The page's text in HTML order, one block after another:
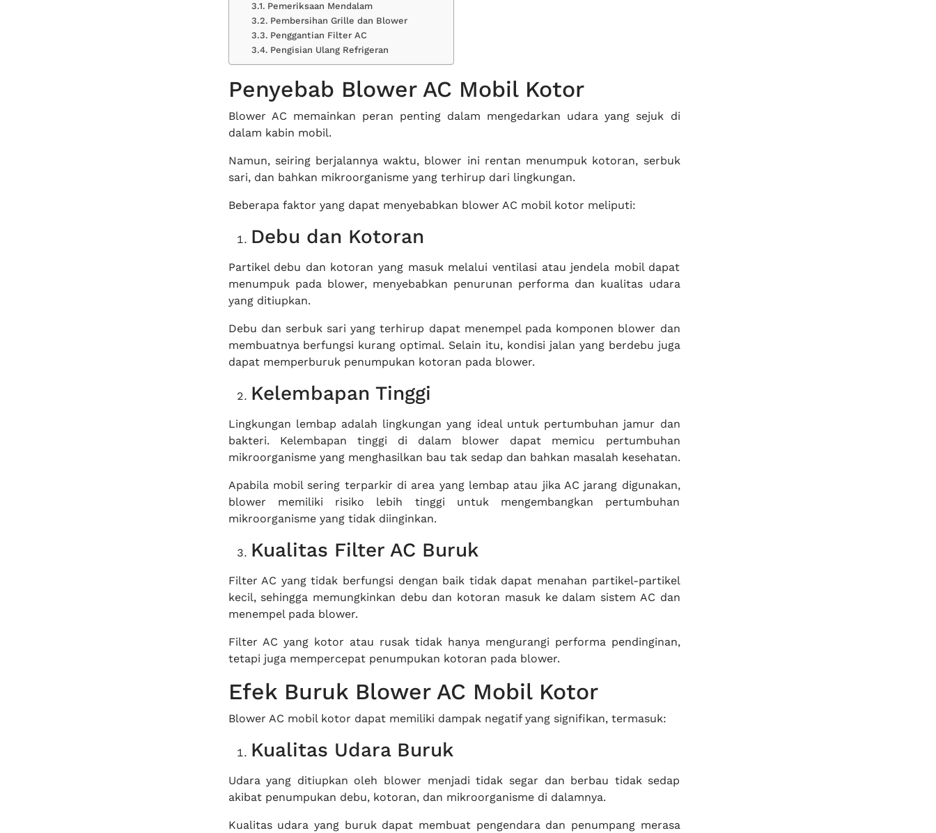
Pemeriksaan Mendalam
Pembersihan Grille dan Blower
Penggantian Filter AC
Pengisian Ulang Refrigeran
Penyebab Blower AC Mobil Kotor
Blower AC memainkan peran penting dalam mengedarkan udara yang sejuk di
dalam kabin mobil.
Namun, seiring berjalannya waktu, blower ini rentan menumpuk kotoran, serbuk
sari, dan bahkan mikroorganisme yang terhirup dari lingkungan.
Beberapa faktor yang dapat menyebabkan blower AC mobil kotor meliputi:
Debu dan Kotoran
Partikel debu dan kotoran yang masuk melalui ventilasi atau jendela mobil dapat
menumpuk pada blower, menyebabkan penurunan performa dan kualitas udara
yang ditiupkan.
Debu dan serbuk sari yang terhirup dapat menempel pada komponen blower dan
membuatnya berfungsi kurang optimal. Selain itu, kondisi jalan yang berdebu juga
dapat memperburuk penumpukan kotoran pada blower.
Kelembapan Tinggi
Lingkungan lembap adalah lingkungan yang ideal untuk pertumbuhan jamur dan
bakteri. Kelembapan tinggi di dalam blower dapat memicu pertumbuhan
mikroorganisme yang menghasilkan bau tak sedap dan bahkan masalah kesehatan.
Apabila mobil sering terparkir di area yang lembap atau jika AC jarang digunakan,
blower memiliki risiko lebih tinggi untuk mengembangkan pertumbuhan
mikroorganisme yang tidak diinginkan.
Kualitas Filter AC Buruk
Filter AC yang tidak berfungsi dengan baik tidak dapat menahan partikel-partikel
kecil, sehingga memungkinkan debu dan kotoran masuk ke dalam sistem AC dan
menempel pada blower.
Filter AC yang kotor atau rusak tidak hanya mengurangi performa pendinginan,
tetapi juga mempercepat penumpukan kotoran pada blower.
Efek Buruk Blower AC Mobil Kotor
Blower AC mobil kotor dapat memiliki dampak negatif yang signifikan, termasuk:
Kualitas Udara Buruk
Udara yang ditiupkan oleh blower menjadi tidak segar dan berbau tidak sedap
akibat penumpukan debu, kotoran, dan mikroorganisme di dalamnya.
Kualitas udara yang buruk dapat membuat pengendara dan penumpang merasa